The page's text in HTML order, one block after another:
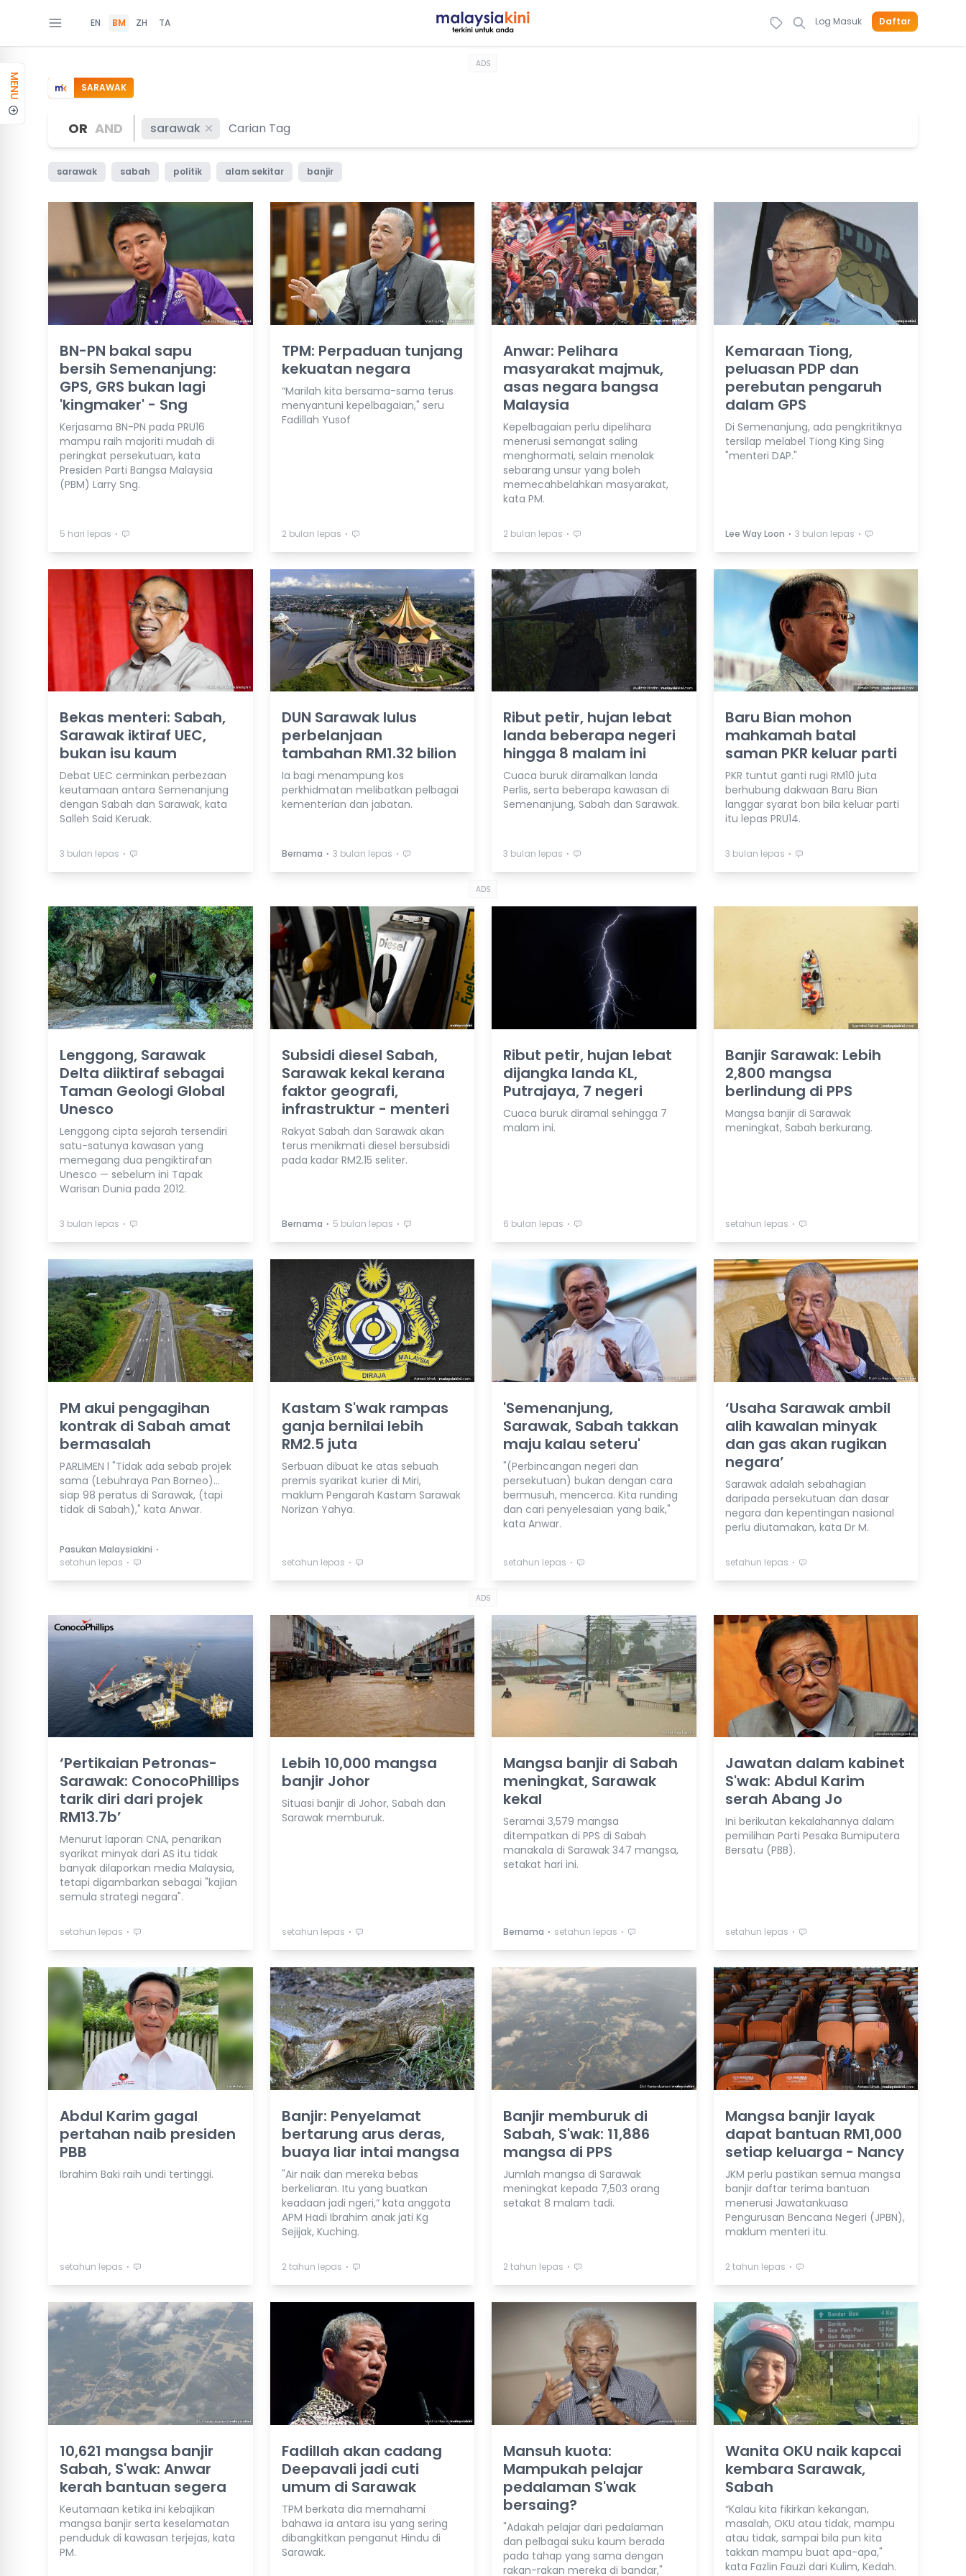
EN BM ZH TA Log Masuk Daftar
MENU
ADS
SARAWAK
OR AND sarawak
sarawak sabah politik alam sekitar banjir
BN-PN bakal sapu
bersih Semenanjung:
GPS, GRS bukan lagi
'kingmaker' - Sng
Kerjasama BN-PN pada PRU16
mampu raih majoriti mudah di
peringkat persekutuan, kata
Presiden Parti Bangsa Malaysia
(PBM) Larry Sng.
5 hari lepas ⋅
TPM: Perpaduan tunjang
kekuatan negara
“Marilah kita bersama-sama terus
menyantuni kepelbagaian," seru
Fadillah Yusof
2 bulan lepas ⋅
Anwar: Pelihara
masyarakat majmuk,
asas negara bangsa
Malaysia
Kepelbagaian perlu dipelihara
menerusi semangat saling
menghormati, selain menolak
sebarang unsur yang boleh
memecahbelahkan masyarakat,
kata PM.
2 bulan lepas ⋅
Kemaraan Tiong,
peluasan PDP dan
perebutan pengaruh
dalam GPS
Di Semenanjung, ada pengkritiknya
tersilap melabel Tiong King Sing
"menteri DAP."
Lee Way Loon ⋅ 3 bulan lepas ⋅
Bekas menteri: Sabah,
Sarawak iktiraf UEC,
bukan isu kaum
Debat UEC cerminkan perbezaan
keutamaan antara Semenanjung
dengan Sabah dan Sarawak, kata
Salleh Said Keruak.
3 bulan lepas ⋅
DUN Sarawak lulus
perbelanjaan
tambahan RM1.32 bilion
Ia bagi menampung kos
perkhidmatan melibatkan pelbagai
kementerian dan jabatan.
Bernama ⋅ 3 bulan lepas ⋅
Ribut petir, hujan lebat
landa beberapa negeri
hingga 8 malam ini
Cuaca buruk diramalkan landa
Perlis, serta beberapa kawasan di
Semenanjung, Sabah dan Sarawak.
3 bulan lepas ⋅
Baru Bian mohon
mahkamah batal
saman PKR keluar parti
PKR tuntut ganti rugi RM10 juta
berhubung dakwaan Baru Bian
langgar syarat bon bila keluar parti
itu lepas PRU14.
3 bulan lepas ⋅
ADS
Lenggong, Sarawak
Delta diiktiraf sebagai
Taman Geologi Global
Unesco
Lenggong cipta sejarah tersendiri
satu-satunya kawasan yang
memegang dua pengiktirafan
Unesco — sebelum ini Tapak
Warisan Dunia pada 2012.
3 bulan lepas ⋅
Subsidi diesel Sabah,
Sarawak kekal kerana
faktor geografi,
infrastruktur - menteri
Rakyat Sabah dan Sarawak akan
terus menikmati diesel bersubsidi
pada kadar RM2.15 seliter.
Bernama ⋅ 5 bulan lepas ⋅
Ribut petir, hujan lebat
dijangka landa KL,
Putrajaya, 7 negeri
Cuaca buruk diramal sehingga 7
malam ini.
6 bulan lepas ⋅
Banjir Sarawak: Lebih
2,800 mangsa
berlindung di PPS
Mangsa banjir di Sarawak
meningkat, Sabah berkurang.
setahun lepas ⋅
PM akui pengagihan
kontrak di Sabah amat
bermasalah
PARLIMEN l "Tidak ada sebab projek
sama (Lebuhraya Pan Borneo)...
siap 98 peratus di Sarawak, (tapi
tidak di Sabah)," kata Anwar.
Pasukan Malaysiakini ⋅
setahun lepas ⋅
Kastam S'wak rampas
ganja bernilai lebih
RM2.5 juta
Serbuan dibuat ke atas sebuah
premis syarikat kurier di Miri,
maklum Pengarah Kastam Sarawak
Norizan Yahya.
setahun lepas ⋅
'Semenanjung,
Sarawak, Sabah takkan
maju kalau seteru'
"(Perbincangan negeri dan
persekutuan) bukan dengan cara
bermusuh, mencerca. Kita runding
dan cari penyelesaian yang baik,"
kata Anwar.
setahun lepas ⋅
‘Usaha Sarawak ambil
alih kawalan minyak
dan gas akan rugikan
negara’
Sarawak adalah sebahagian
daripada persekutuan dan dasar
negara dan kepentingan nasional
perlu diutamakan, kata Dr M.
setahun lepas ⋅
ADS
‘Pertikaian Petronas-
Sarawak: ConocoPhillips
tarik diri dari projek
RM13.7b’
Menurut laporan CNA, penarikan
syarikat minyak dari AS itu tidak
banyak dilaporkan media Malaysia,
tetapi digambarkan sebagai "kajian
semula strategi negara".
setahun lepas ⋅
Lebih 10,000 mangsa
banjir Johor
Situasi banjir di Johor, Sabah dan
Sarawak memburuk.
setahun lepas ⋅
Mangsa banjir di Sabah
meningkat, Sarawak
kekal
Seramai 3,579 mangsa
ditempatkan di PPS di Sabah
manakala di Sarawak 347 mangsa,
setakat hari ini.
Bernama ⋅ setahun lepas ⋅
Jawatan dalam kabinet
S'wak: Abdul Karim
serah Abang Jo
Ini berikutan kekalahannya dalam
pemilihan Parti Pesaka Bumiputera
Bersatu (PBB).
setahun lepas ⋅
Abdul Karim gagal
pertahan naib presiden
PBB
Ibrahim Baki raih undi tertinggi.
setahun lepas ⋅
Banjir: Penyelamat
bertarung arus deras,
buaya liar intai mangsa
"Air naik dan mereka bebas
berkeliaran. Itu yang buatkan
keadaan jadi ngeri,” kata anggota
APM Hadi Ibrahim anak jati Kg
Sejijak, Kuching.
2 tahun lepas ⋅
Banjir memburuk di
Sabah, S'wak: 11,886
mangsa di PPS
Jumlah mangsa di Sarawak
meningkat kepada 7,503 orang
setakat 8 malam tadi.
2 tahun lepas ⋅
Mangsa banjir layak
dapat bantuan RM1,000
setiap keluarga - Nancy
JKM perlu pastikan semua mangsa
banjir daftar terima bantuan
menerusi Jawatankuasa
Pengurusan Bencana Negeri (JPBN),
maklum menteri itu.
2 tahun lepas ⋅
10,621 mangsa banjir
Sabah, S'wak: Anwar
kerah bantuan segera
Keutamaan ketika ini kebajikan
mangsa banjir serta keselamatan
penduduk di kawasan terjejas, kata
PM.
Fadillah akan cadang
Deepavali jadi cuti
umum di Sarawak
TPM berkata dia memahami
bahawa ia antara isu yang sering
dibangkitkan penganut Hindu di
Sarawak.
Mansuh kuota:
Mampukah pelajar
pedalaman S'wak
bersaing?
"Adakah pelajar dari pedalaman
dan pelbagai suku kaum berada
pada tahap yang sama dengan
rakan-rakan mereka di bandar,"
Wanita OKU naik kapcai
kembara Sarawak,
Sabah
“Kalau kita fikirkan kekangan,
masalah, OKU atau tidak, mampu
atau tidak, sampai bila pun kita
takkan mampu buat apa-apa,"
kata Fazlin Fauzi dari Kulim, Kedah.